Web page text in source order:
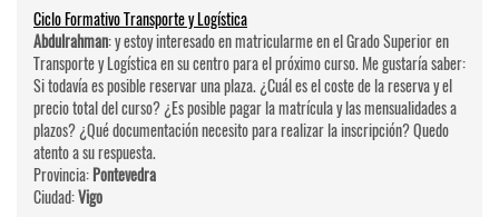
Ciclo Formativo Transporte y Logística
Abdulrahman: y estoy interesado en matricularme en el Grado Superior en
Transporte y Logística en su centro para el próximo curso. Me gustaría saber:
Si todavía es posible reservar una plaza. ¿Cuál es el coste de la reserva y el
precio total del curso? ¿Es posible pagar la matrícula y las mensualidades a
plazos? ¿Qué documentación necesito para realizar la inscripción? Quedo
atento a su respuesta.
Provincia:Pontevedra
Ciudad:Vigo